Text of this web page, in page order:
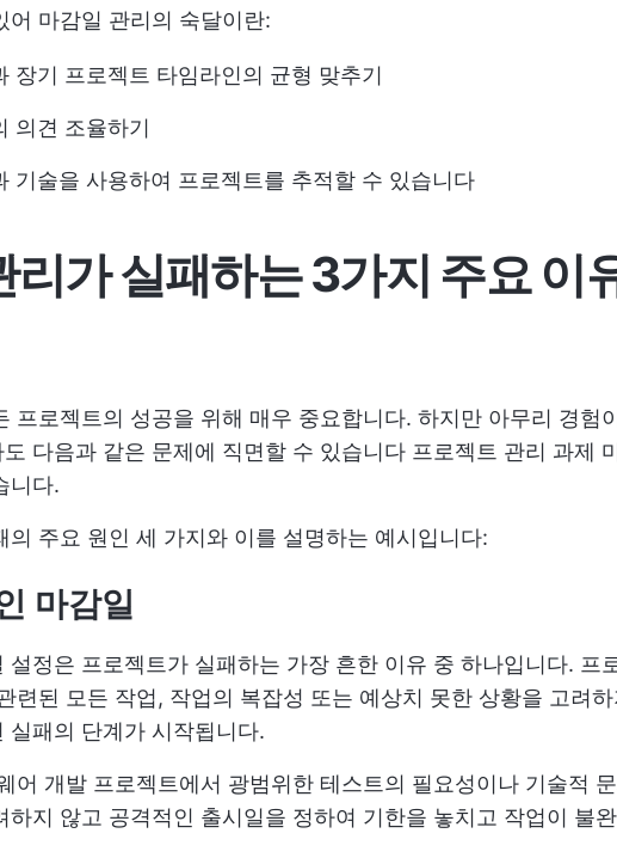
어 마감일 관리의 숙달이란:
장기 프로젝트 타임라인의 균형 맞추기
의견 조율하기
기술을 사용하여 프로젝트를 추적할 수 있습니다
리가 실패하는 3가지 주요 이
프로젝트의 성공을 위해 매우 중요합니다. 하지만 아무리 경험
다음과 같은 문제에 직면할 수 있습니다 프로젝트 관리 과제
니다.
의 주요 원인 세 가지와 이를 설명하는 예시입니다:
마감일
설정은 프로젝트가 실패하는 가장 흔한 이유 중 하나입니다. 프
련된 모든 작업, 작업의 복잡성 또는 예상치 못한 상황을 고려하
실패의 단계가 시작됩니다.
어 개발 프로젝트에서 광범위한 테스트의 필요성이나 기술적
하지 않고 공격적인 출시일을 정하여 기한을 놓치고 작업이 불